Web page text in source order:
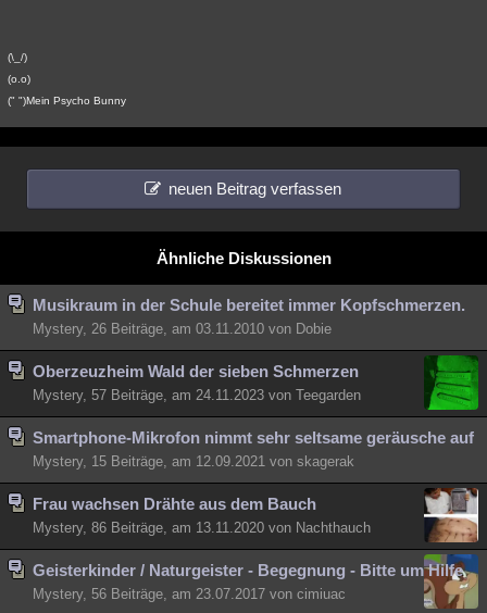
(\_/)
(o.o)
(" ")Mein Psycho Bunny
neuen Beitrag verfassen
Ähnliche Diskussionen
Musikraum in der Schule bereitet immer Kopfschmerzen.
Mystery, 26 Beiträge, am 03.11.2010 von Dobie
Oberzeuzheim Wald der sieben Schmerzen
Mystery, 57 Beiträge, am 24.11.2023 von Teegarden
Smartphone-Mikrofon nimmt sehr seltsame geräusche auf
Mystery, 15 Beiträge, am 12.09.2021 von skagerak
Frau wachsen Drähte aus dem Bauch
Mystery, 86 Beiträge, am 13.11.2020 von Nachthauch
Geisterkinder / Naturgeister - Begegnung - Bitte um Hilfe
Mystery, 56 Beiträge, am 23.07.2017 von cimiuac